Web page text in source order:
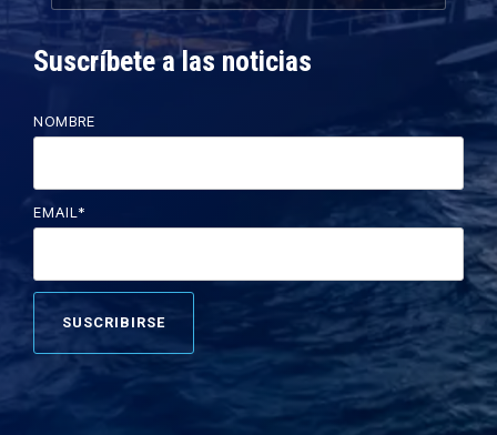
Suscríbete a las noticias
NOMBRE
EMAIL *